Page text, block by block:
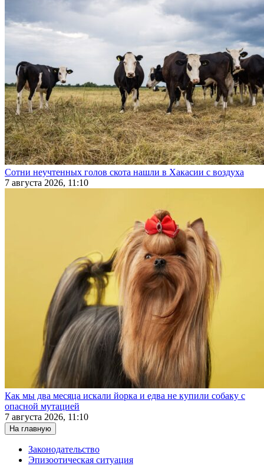
Сотни неучтенных голов скота нашли в Хакасии с воздуха
7 августа 2026, 11:10
Как мы два месяца искали йорка и едва не купили собаку с
опасной мутацией
7 августа 2026, 11:10
На главную
Законодательство
Эпизоотическая ситуация